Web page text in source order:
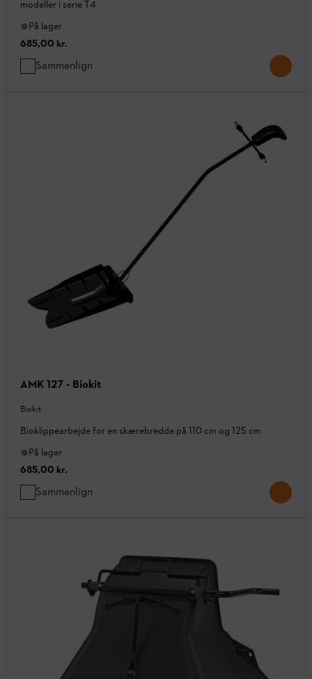
modeller i serie T4
På lager
685,00 kr.
Sammenlign
AMK 127 - Biokit
Biokit
Bioklippearbejde for en skærebredde på 110 cm og 125 cm
På lager
685,00 kr.
Sammenlign